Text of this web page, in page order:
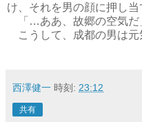
け、それを男の顔に押し当
「…ああ、故郷の空気だ
こうして、成都の男は元
西澤健一 時刻: 23:12
共有